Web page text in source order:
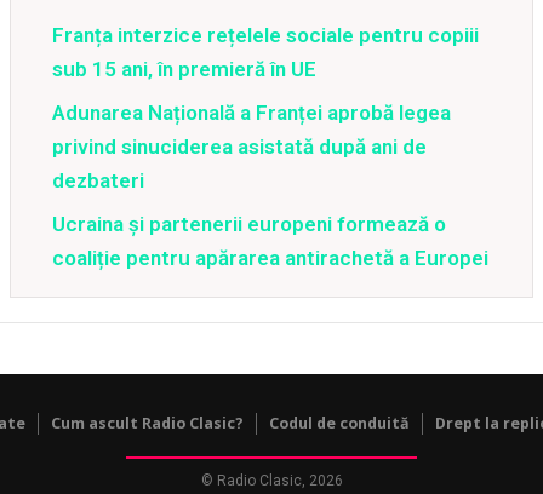
Franța interzice rețelele sociale pentru copiii
sub 15 ani, în premieră în UE
Adunarea Națională a Franței aprobă legea
privind sinuciderea asistată după ani de
dezbateri
Ucraina și partenerii europeni formează o
coaliție pentru apărarea antirachetă a Europei
Cum ascult Radio Clasic? Codul de conduită Drept la
© Radio Clasic, 2026